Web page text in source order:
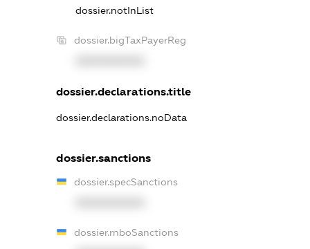
dossier.notInList
dossier.bigTaxPayerReg
dossier.declarations.title
dossier.declarations.noData
dossier.sanctions
dossier.specSanctions
dossier.rnboSanctions